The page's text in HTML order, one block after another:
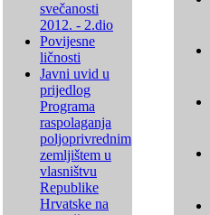
svečanosti
2012. - 2.dio
Povijesne
ličnosti
Javni uvid u
prijedlog
Programa
raspolaganja
poljoprivrednim
zemljištem u
vlasništvu
Republike
Hrvatske na